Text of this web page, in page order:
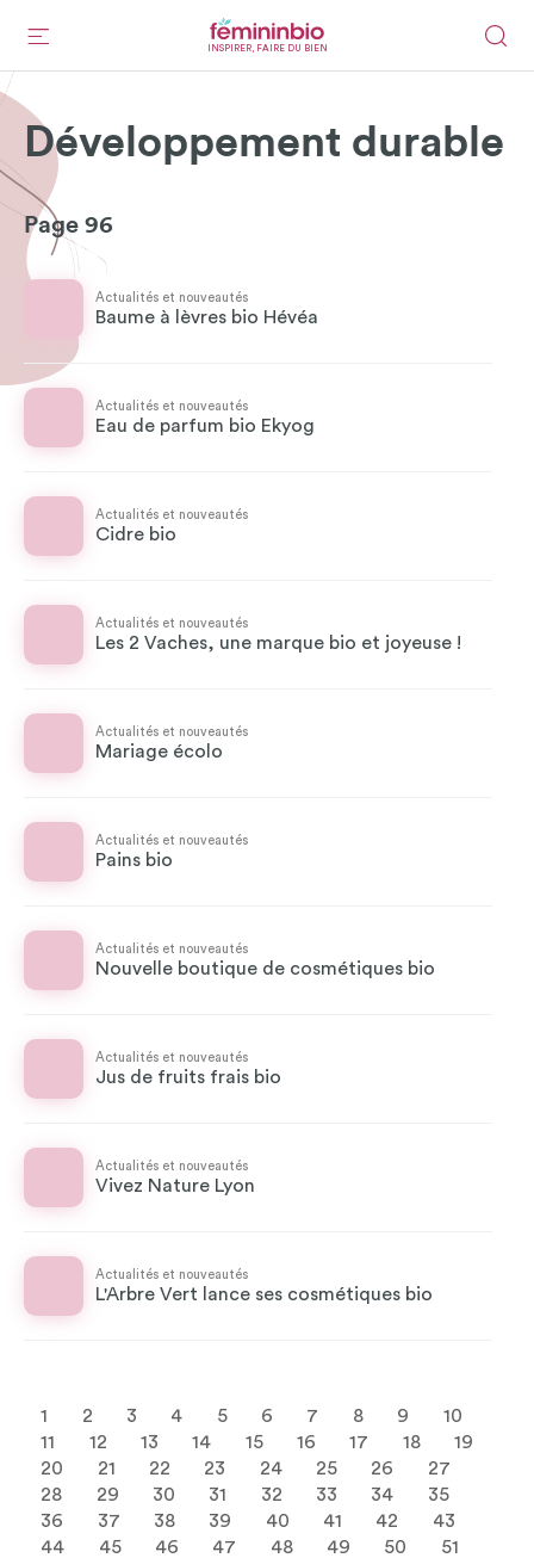
INSPIRER, FAIRE DU BIEN
Développement durable
Page 96
Actualités et nouveautés
Baume à lèvres bio Hévéa
Actualités et nouveautés
Eau de parfum bio Ekyog
Actualités et nouveautés
Cidre bio
Actualités et nouveautés
Les 2 Vaches, une marque bio et joyeuse !
Actualités et nouveautés
Mariage écolo
Actualités et nouveautés
Pains bio
Actualités et nouveautés
Nouvelle boutique de cosmétiques bio
Actualités et nouveautés
Jus de fruits frais bio
Actualités et nouveautés
Vivez Nature Lyon
Actualités et nouveautés
L'Arbre Vert lance ses cosmétiques bio
1 2 3 4 5 6 7 8 9
10
11
12 13 14 15 16 17 18
19
20
21 22 23 24 25 26
27
28
29 30 31 32 33 34
35
36
37 38 39 40 41 42
43
44
45 46 47 48 49 50
51